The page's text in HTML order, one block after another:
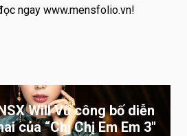
ngay www.mensfolio.vn!
Will Vũ công bố diễn
của “Chị Chị Em Em 3″